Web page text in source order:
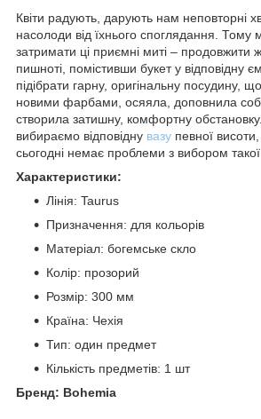
Квіти радують, дарують нам неповторні
насолоди від їхнього споглядання. Тому
затримати ці приємні миті – продовжити
пишноті, помістивши букет у відповідну
підібрати гарну, оригінальну посудину,
новими фарбами, осяяла, доповнила
створила затишну, комфортну
вибираємо відповідну вазу певної
сьогодні немає проблеми з вибором такої
Характеристики:
Лінія: Taurus
Призначення: для кольорів
Матеріал: богемське скло
Колір: прозорий
Розмір: 300 мм
Країна: Чехія
Тип: один предмет
Кількість предметів: 1 шт
Бренд: Bohemia